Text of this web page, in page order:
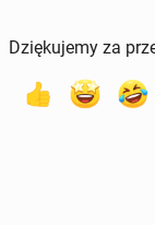
Dziękujemy za